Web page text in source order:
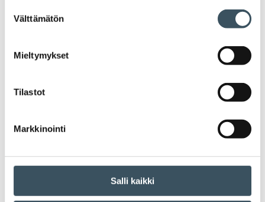
valinta
Välttämätön
Mieltymykset
Tilastot
Markkinointi
Salli kaikki
digiostaminen digitalisaatio
kaupan näkymät
kiertotalous koronavirus koulutus
kuluttajat kuluttajien luottamus